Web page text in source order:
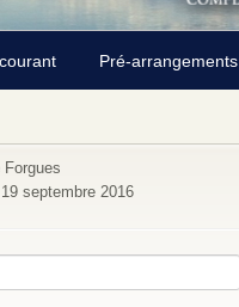
Pré-arrangements
Forgues
septembre 2016